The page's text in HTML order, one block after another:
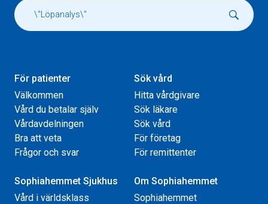
För patienter
Välkommen
Vård du betalar själv
Vårdavdelningen
Bra att veta
Frågor och svar
Sök vård
Hitta vårdgivare
Sök läkare
Sök vård
För företag
För remittenter
Sophiahemmet Sjukhus
Vård i världsklass
Om Sophiahemmet
Sophiahemmet